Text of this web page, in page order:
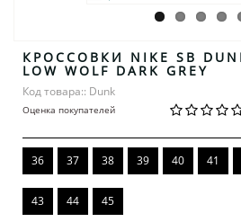
КРОССОВКИ NIKE SB
LOW WOLF DARK GREY
Код товара:: Dunk
Оценка покупателей
36 37 38 39 40 41
43 44 45